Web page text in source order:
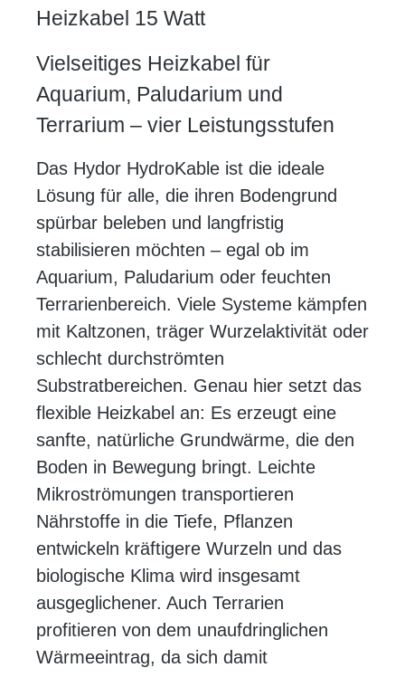
Heizkabel 15 Watt
Vielseitiges Heizkabel für
Aquarium, Paludarium und
Terrarium – vier Leistungsstufen
Das Hydor HydroKable ist die ideale
Lösung für alle, die ihren Bodengrund
spürbar beleben und langfristig
stabilisieren möchten – egal ob im
Aquarium, Paludarium oder feuchten
Terrarienbereich. Viele Systeme kämpfen
mit Kaltzonen, träger Wurzelaktivität oder
schlecht durchströmten
Substratbereichen. Genau hier setzt das
flexible Heizkabel an: Es erzeugt eine
sanfte, natürliche Grundwärme, die den
Boden in Bewegung bringt. Leichte
Mikroströmungen transportieren
Nährstoffe in die Tiefe, Pflanzen
entwickeln kräftigere Wurzeln und das
biologische Klima wird insgesamt
ausgeglichener. Auch Terrarien
profitieren von dem unaufdringlichen
Wärmeeintrag, da sich damit